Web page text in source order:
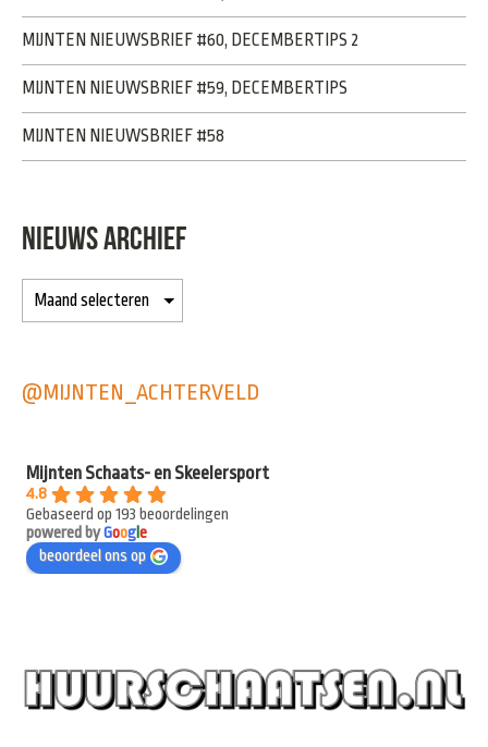
MIJNTEN NIEUWSBRIEF #60, DECEMBERTIPS 2
MIJNTEN NIEUWSBRIEF #59, DECEMBERTIPS
MIJNTEN NIEUWSBRIEF #58
NIEUWS ARCHIEF
@MIJNTEN_ACHTERVELD
Mijnten Schaats- en Skeelersport
4.8
Gebaseerd op 193 beoordelingen
powered byGooge
beoordeel ons op